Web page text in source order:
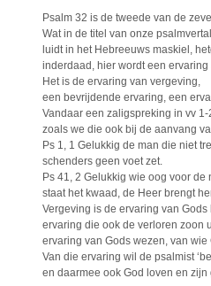
Psalm 32 is de tweede van de
Wat in de titel van onze
luidt in het Hebreeuws maskiel,
inderdaad, hier wordt een
Het is de ervaring van vergeving,
een bevrijdende ervaring, een
Vandaar een zaligspreking in vv 1-
zoals we die ook bij de aanvang
Ps 1, 1 Gelukkig de man die niet
schenders geen voet zet.
Ps 41, 2 Gelukkig wie oog voor de
staat het kwaad, de Heer brengt
Vergeving is de ervaring van
ervaring die ook de verloren zoon
ervaring van Gods wezen, van
Van die ervaring wil de psalmist
en daarmee ook God loven en